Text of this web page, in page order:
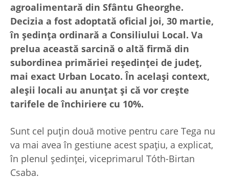
agroalimentară din Sfântu Gheorghe.
Decizia a fost adoptată oficial joi, 30 martie,
în ședința ordinară a Consiliului Local. Va
prelua această sarcină o altă firmă din
subordinea primăriei reședinței de județ,
mai exact Urban Locato. În același context,
aleșii locali au anunțat și că vor crește
tarifele de închiriere cu 10%.
Sunt cel puțin două motive pentru care Tega nu
va mai avea în gestiune acest spațiu, a explicat,
în plenul ședinței, viceprimarul Tóth-Birtan
Csaba.